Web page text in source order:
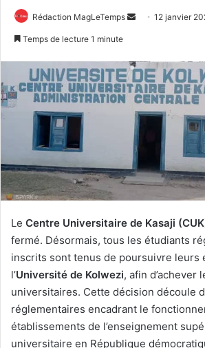
Rédaction MagLeTemps
Envoyer12 janvier
Temps de lecture 1 minute
Le Centre Universitaire de Kasaji
fermé. Désormais, tous les étudiants
inscrits sont tenus de poursuivre leurs
l’Université de Kolwezi, afin d’achever
universitaires. Cette décision découle
réglementaires encadrant le
établissements de l’enseignement
universitaire en République